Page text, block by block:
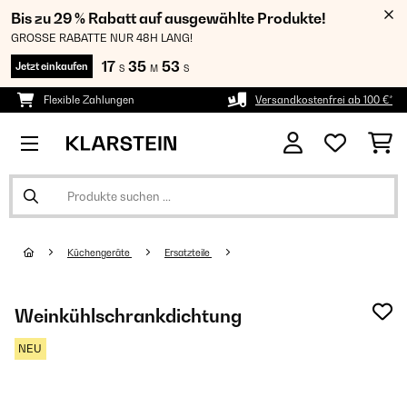
Bis zu 29 % Rabatt auf ausgewählte Produkte!
GROSSE RABATTE NUR 48H LANG!
Jetzt einkaufen 17 S 35 M 53 S
Flexible Zahlungen Versandkostenfrei ab 100 €*
Küchengeräte Ersatzteile
Weinkühlschrankdichtung
NEU